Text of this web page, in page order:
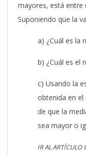
mayores, está entre
Suponiendo que la
a) ¿Cuál es la
b) ¿Cuál es el
c) Usando la
obtenida en el
de que la
sea mayor o
IR AL ARTÍCULO